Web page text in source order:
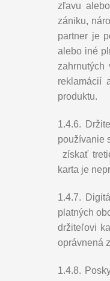
zľavu
zániku,
partner je
alebo iné
reklamácií
produktu.
1.4.6.
používanie
získať
karta je
1.4.7.
platných
držiteľovi
oprávnená
1.4.8.